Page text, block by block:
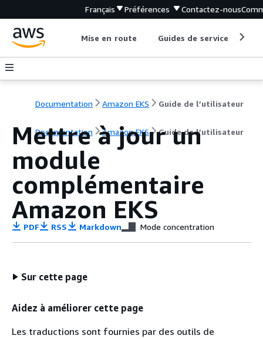
Français Préférences Contactez-nous
Mise en route Guides de service
Documentation Amazon EKS Guide de l’utilisateur
Documentation Amazon EKS Guide de l’utilisateur
Mettre à jour un
module
complémentaire
Amazon EKS
PDF RSS Markdown Mode concentration
Sur cette page
Aidez à améliorer cette page
Les traductions sont fournies par des outils de